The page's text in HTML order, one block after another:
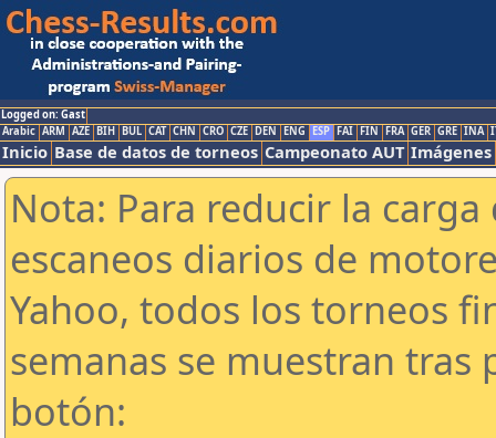
Logged on: Gast
Arabic ARM AZE BIH BUL CAT CHN CRO CZE DEN ENG ESP FAI FIN FRA GER GRE INA
Inicio Base de datos de torneos Campeonato AUT Imágenes
Nota: Para reducir la
escaneos diarios de
Yahoo, todos los torneos
semanas se muestran tras
botón: